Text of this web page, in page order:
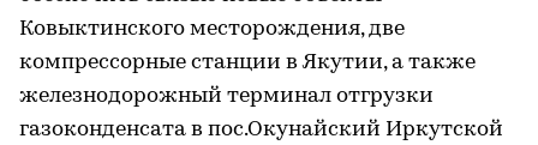
Ковыктинского месторождения, две
компрессорные станции в Якутии, а также
железнодорожный терминал отгрузки
газоконденсата в пос.Окунайский Иркутской